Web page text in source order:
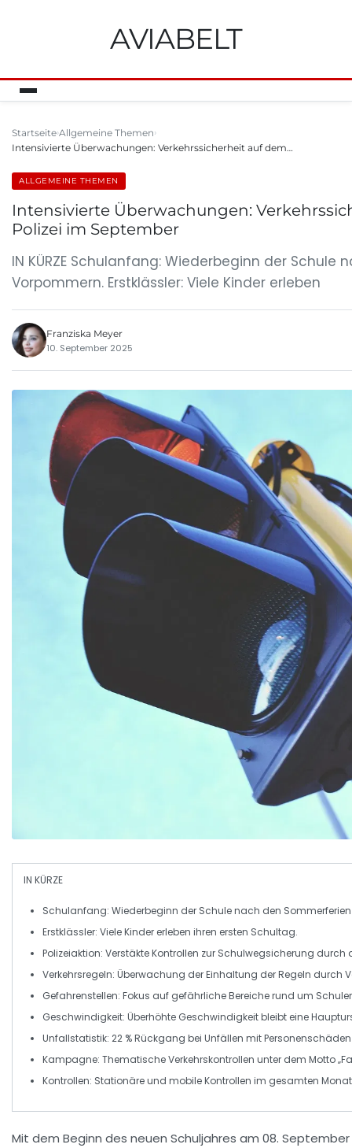
AVIABELT
Startseite Allgemeine Themen
Intensivierte Überwachungen: Verkehrssicherheit auf dem…
ALLGEMEINE THEMEN
Intensivierte Überwachungen:
Polizei im September
IN KÜRZE Schulanfang: Wiederbeginn der
Vorpommern. Erstklässler: Viele Kinder erleben
Franziska Meyer
10. September 2025
IN KÜRZE
Schulanfang: Wiederbeginn der Schule nach den
Erstklässler: Viele Kinder erleben ihren ersten Schultag.
Polizeiaktion: Verstäkte Kontrollen zur Schulwegsicherung durch
Verkehrsregeln: Überwachung der Einhaltung der Regeln durch
Gefahrenstellen: Fokus auf gefährliche Bereiche rund um
Geschwindigkeit: Überhöhte Geschwindigkeit bleibt eine
Unfallstatistik: 22 % Rückgang bei Unfällen mit
Kampagne: Thematische Verkehrskontrollen unter dem Motto
Kontrollen: Stationäre und mobile Kontrollen im gesamten
Mit dem Beginn des neuen Schuljahres am 08. September